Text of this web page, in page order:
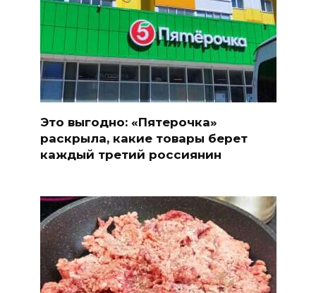
Это выгодно: «Пятерочка»
раскрыла, какие товары берет
каждый третий россиянин